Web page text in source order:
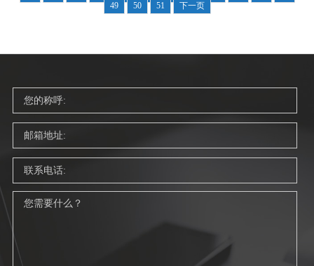
49
50 51 下一页